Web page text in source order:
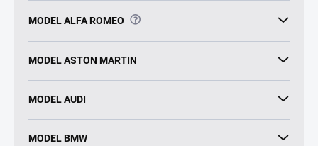
MODEL ALFA ROMEO ?
MODEL ASTON MARTIN
MODEL AUDI
MODEL BMW